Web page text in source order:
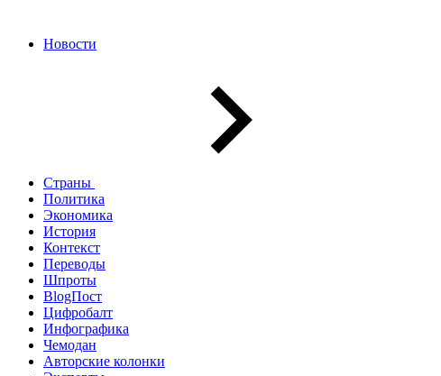
Новости
Страны
Политика
Экономика
История
Контекст
Переводы
Шпроты
BlogПост
Цифробалт
Инфографика
Чемодан
Авторские колонки